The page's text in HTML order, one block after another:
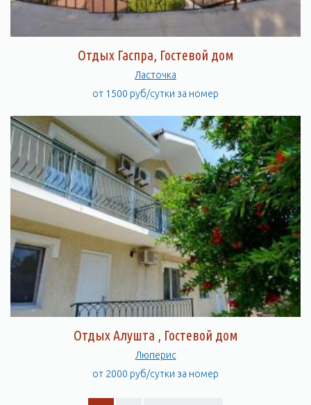
Отдых Гаспра, Гостевой дом
Ласточка
от 1500 руб/сутки за номер
Отдых Алушта , Гостевой дом
Люперис
от 2000 руб/сутки за номер